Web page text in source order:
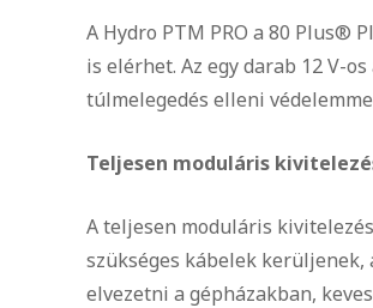
A Hydro PTM PRO a 80 Plus®
is elérhet. Az egy darab 12 V-
túlmelegedés elleni
Teljesen moduláris
A teljesen moduláris
szükséges kábelek
elvezetni a gépházakban,